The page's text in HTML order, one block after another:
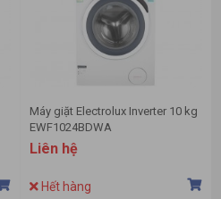
Máy giặt Electrolux Inverter 10 kg
EWF1024BDWA
Liên hệ
Hết hàng